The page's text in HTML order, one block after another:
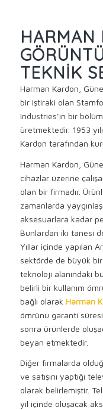
HARMAN
TEKNIK
Harman Kardon,
bir iştiraki olan
Industries’in bir
üretmektedir. 1953
Kardon tarafından
Harman Kardon,
cihazlar üzerine
olan bir firmadır.
zamanlarda
aksesuarlara kadar
Bunlardan iki tanesi
Yıllar içinde yapılan
sektörde de büyük
teknoloji alanındaki
belirli bir kullanım
bağlı olarak Harman
ömrünü garanti
sonra ürünlerde
beyan etmektedir.
Diğer firmalarda
ve satışını yaptığı
olarak belirlemiştir.
yıl içinde oluşacak